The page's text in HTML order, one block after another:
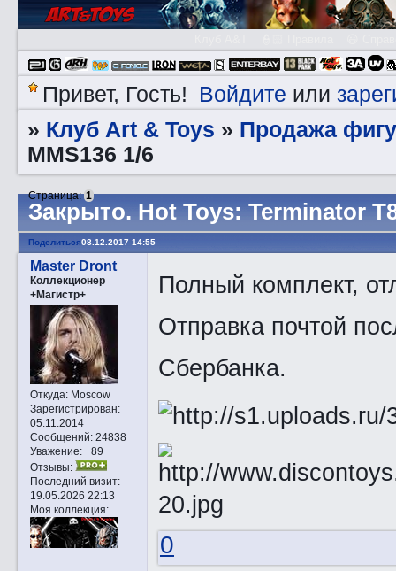
Привет, Гость! Войдите или
» Клуб Art & Toys » Продажа
MMS136 1/6
Закрытo. Hot Toys: Terminator
Страница:1
Поделиться08.12.2017 14:55
Master Dront
Коллекционер
+Магистр+
Откуда:Moscow
Зарегистрирован:
05.11.2014
Сообщений:24838
Уважение: +89
Отзывы:
Последний визит:
19.05.2026 22:13
Моя коллекция:
Полный комплект,
Отправка почтой
Сбербанка.
0